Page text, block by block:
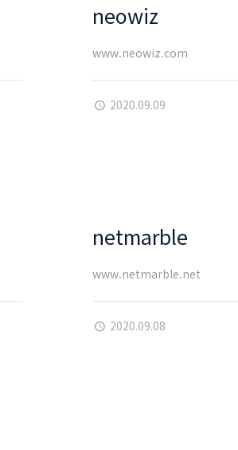
neowiz
www.neowiz.com
2020.09.09
netmarble
www.netmarble.net
2020.09.08